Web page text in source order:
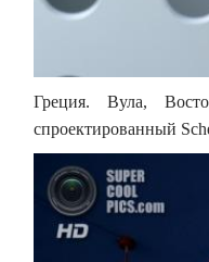
Греция. Вула,
спроектированный